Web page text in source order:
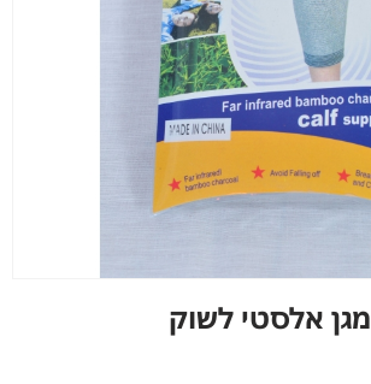
מגן אלסטי לשוק